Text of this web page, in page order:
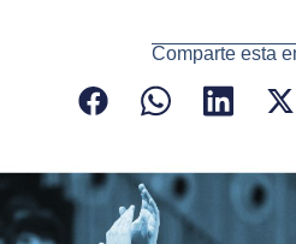
Comparte esta